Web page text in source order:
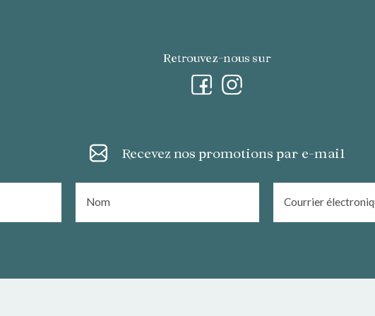
Retrouvez-nous sur
Recevez nos promotions par e-mail